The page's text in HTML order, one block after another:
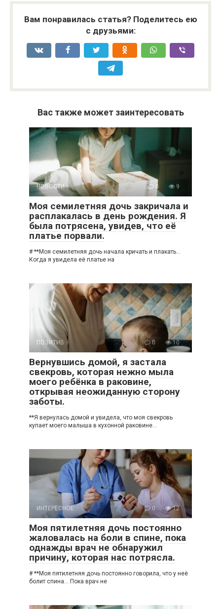
Вам понравилась статья? Поделитесь ею
с друзьями:
Вас также может заинтересовать
НОВОСТИ 0 9
Моя семилетняя дочь закричала и
расплакалась в день рождения. Я
была потрясена, увидев, что её
платье порвали.
# **Моя семилетняя дочь начала кричать и плакать…
Когда я увидела её платье на
ПОЗИТИВ 0 10
Вернувшись домой, я застала
свекровь, которая нежно мыла
моего ребёнка в раковине,
открывая неожиданную сторону
заботы.
**Я вернулась домой и увидела, что моя свекровь
купает моего малыша в кухонной раковине…
ИНТЕРЕСНОЕ 0 12
Моя пятилетняя дочь постоянно
жаловалась на боли в спине, пока
однажды врач не обнаружил
причину, которая нас потрясла.
# **Моя пятилетняя дочь постоянно говорила, что у неё
болит спина… Пока врач не